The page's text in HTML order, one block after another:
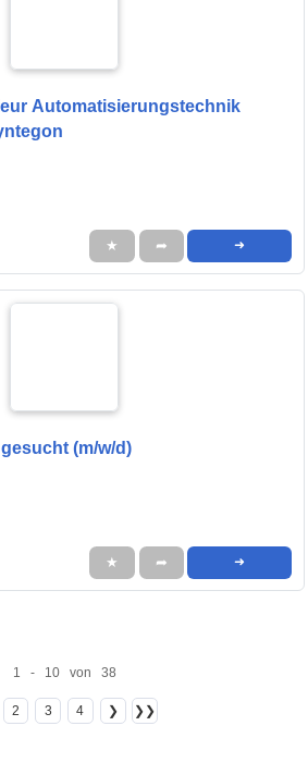
Automatisierungstechnik
★ ➦ ➜
(m/w/d)
★ ➦ ➜
1 - 10 von 38
2 3 4 ❯ ❯❯